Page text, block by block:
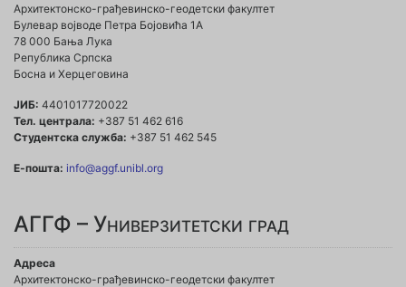
Архитектонско-грађевинско-геодетски факултет
Булевар војводе Петра Бојовића 1A
78 000 Бања Лука
Република Српска
Босна и Херцеговина
ЈИБ: 4401017720022
Тел. централа: +387 51 462 616
Студентска служба: +387 51 462 545
Е-пошта: info@aggf.unibl.org
АГГФ – Универзитетски град
Адреса
Архитектонско-грађевинско-геодетски факултет